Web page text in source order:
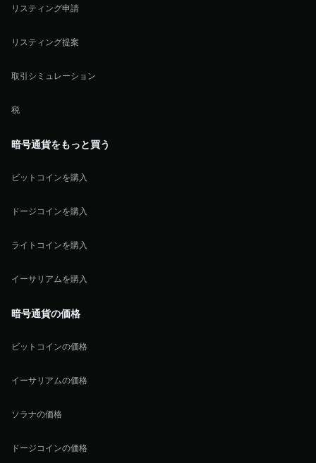
リスティング申請
リスティング提案
取引シミュレーション
税
暗号通貨をもっと買う
ビットコインを購入
ドージコインを購入
ライトコインを購入
イーサリアムを購入
暗号通貨の価格
ビットコインの価格
イーサリアムの価格
ソラナの価格
ドージコインの価格